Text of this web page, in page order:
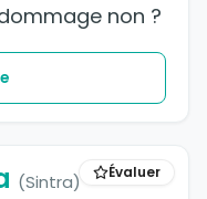
non ?
Évaluer
(Sintra)